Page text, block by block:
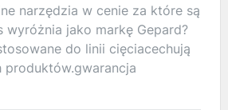
narzędzia w cenie za które są
wyróżnia jako markę Gepard?
do linii cięciacechują
produktów.gwarancja